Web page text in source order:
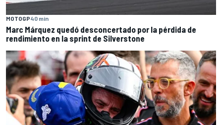
MOTOGP40 min
Marc Márquez quedó desconcertado por la pérdida de
rendimiento en la sprint de Silverstone